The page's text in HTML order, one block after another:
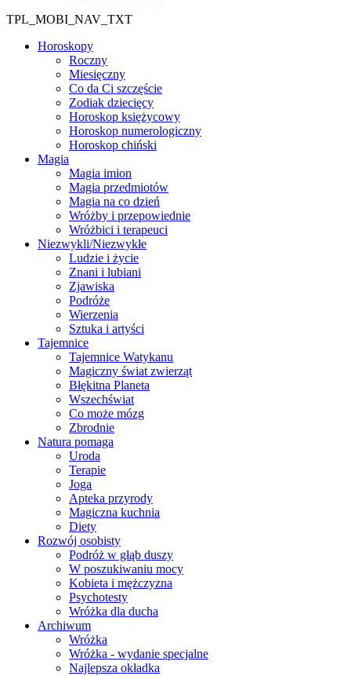
TPL_MOBI_NAV_TXT
Horoskopy
Roczny
Miesięczny
Co da Ci szczęście
Zodiak dziecięcy
Horoskop księżycowy
Horoskop numerologiczny
Horoskop chiński
Magia
Magia imion
Magia przedmiotów
Magia na co dzień
Wróżby i przepowiednie
Wróżbici i terapeuci
Niezwykli/Niezwykłe
Ludzie i życie
Znani i lubiani
Zjawiska
Podróże
Wierzenia
Sztuka i artyści
Tajemnice
Tajemnice Watykanu
Magiczny świat zwierząt
Błękitna Planeta
Wszechświat
Co może mózg
Zbrodnie
Natura pomaga
Uroda
Terapie
Joga
Apteka przyrody
Magiczna kuchnia
Diety
Rozwój osobisty
Podróż w głąb duszy
W poszukiwaniu mocy
Kobieta i mężczyzna
Psychotesty
Wróżka dla ducha
Archiwum
Wróżka
Wróżka - wydanie specjalne
Najlepsza okładka